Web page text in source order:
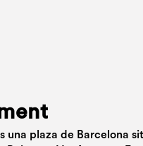
una plaza de Barcelona